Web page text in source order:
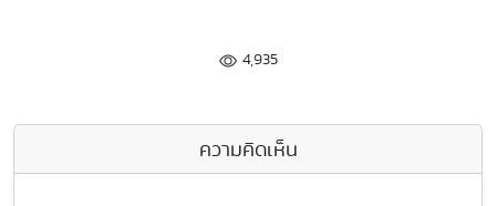
4,935
ความคิดเห็น